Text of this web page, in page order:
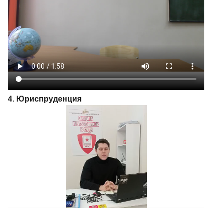
4. Юриспруденция